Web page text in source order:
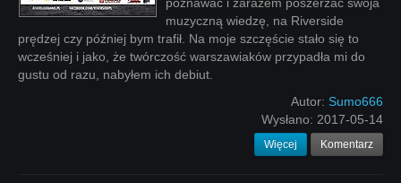
muzyczną wiedzę, na Riverside
prędzej czy później bym trafił. Na moje szczęście stało się to
wcześniej i jako, że twórczość warszawiaków przypadła mi do
gustu od razu, nabyłem ich debiut.
Autor: Sumo666
Wysłano: 2017-05-14
Więcej Komentarz